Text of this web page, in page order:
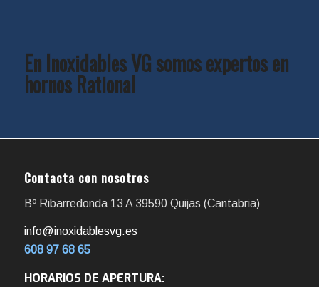
En Inoxidables VG somos expertos en
hornos Rational
Contacta con nosotros
Bº Ribarredonda 13 A 39590 Quijas (Cantabria)
info@inoxidablesvg.es
608 97 68 65
HORARIOS DE APERTURA: